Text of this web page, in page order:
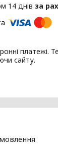
14 днів за
платежі.
сайту.